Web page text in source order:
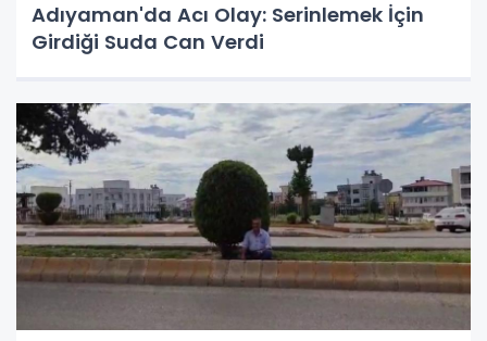
Adıyaman'da Acı Olay: Serinlemek İçin
Girdiği Suda Can Verdi